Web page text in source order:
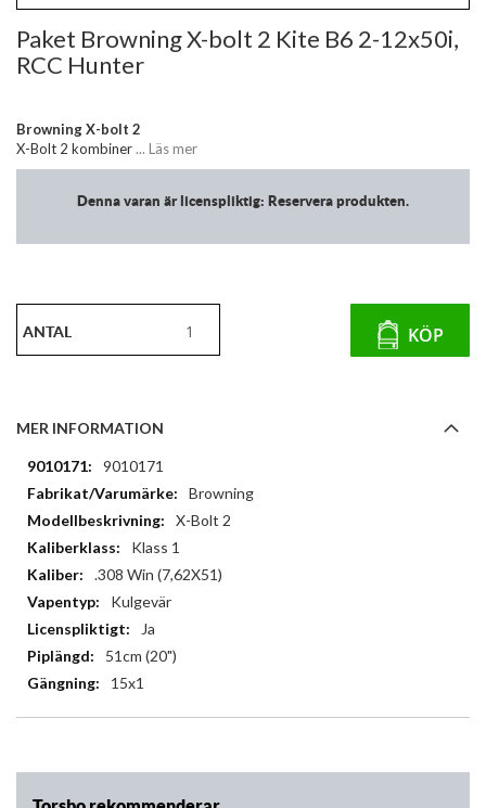
Paket Browning X-bolt 2 Kite B6 2-12x50i,
RCC Hunter
Browning X-bolt 2
X-Bolt 2 kombiner... Läs mer
Denna varan är licenspliktig: Reservera produkten.
ANTAL KÖP
MER INFORMATION
Mer
information
9010171
Browning
X-Bolt 2
Klass 1
.308 Win (7,62X51)
Kulgevär
Ja
51cm (20")
15x1